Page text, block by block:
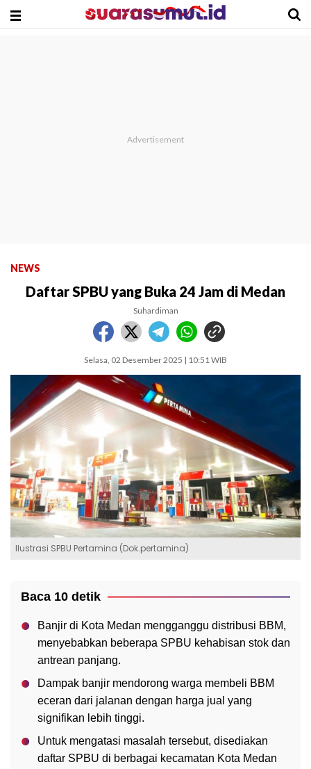
NEWS
Daftar SPBU yang Buka 24 Jam di Medan
Suhardiman
Selasa, 02 Desember 2025 | 10:51 WIB
Ilustrasi SPBU Pertamina (Dok.pertamina)
Baca 10 detik
Banjir di Kota Medan mengganggu distribusi BBM,
menyebabkan beberapa SPBU kehabisan stok dan
antrean panjang.
Dampak banjir mendorong warga membeli BBM
eceran dari jalanan dengan harga jual yang
signifikan lebih tinggi.
Untuk mengatasi masalah tersebut, disediakan
daftar SPBU di berbagai kecamatan Kota Medan